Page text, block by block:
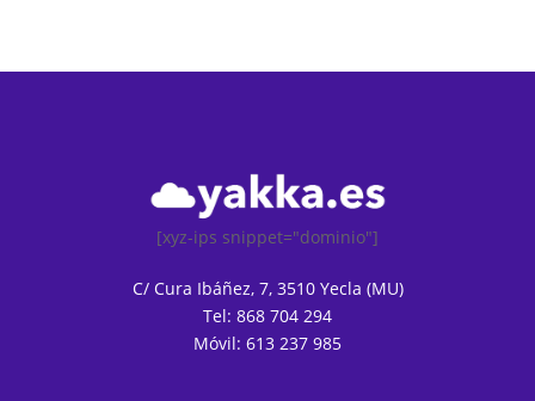
[xyz-ips snippet="dominio"]
C/ Cura Ibáñez, 7, 3510 Yecla (MU)
Tel: 868 704 294
Móvil: 613 237 985